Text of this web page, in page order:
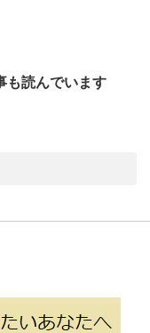
も読んでいます